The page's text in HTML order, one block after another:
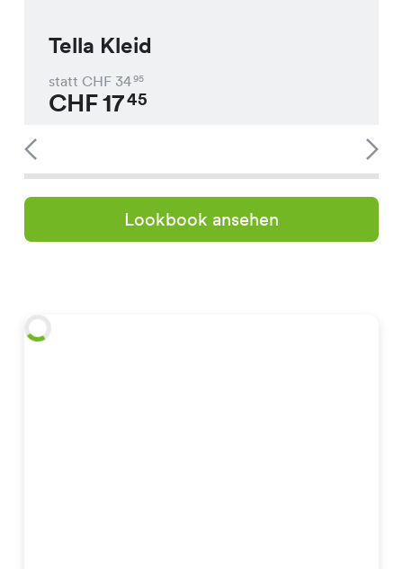
Tella Kleid
statt CHF 3495
CHF1745
Lookbook ansehen